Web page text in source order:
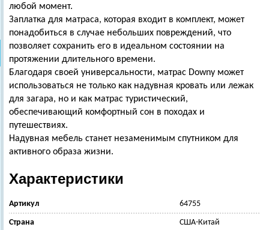
любой момент.
Заплатка для матраса, которая входит в комплект, может
понадобиться в случае небольших повреждений, что
позволяет сохранить его в идеальном состоянии на
протяжении длительного времени.
Благодаря своей универсальности, матрас Downy может
использоваться не только как надувная кровать или лежак
для загара, но и как матрас туристический,
обеспечивающий комфортный сон в походах и
путешествиях.
Надувная мебель станет незаменимым спутником для
активного образа жизни.
Характеристики
Артикул 64755
Страна США-Китай